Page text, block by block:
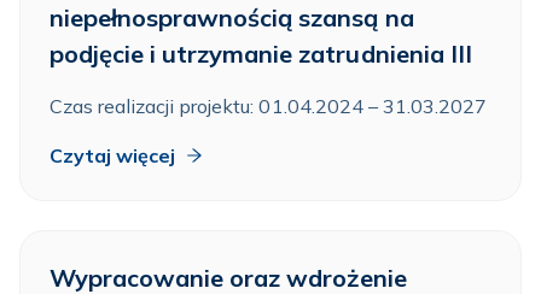
niepełnosprawnością szansą na
podjęcie i utrzymanie zatrudnienia III
Czas realizacji projektu: 01.04.2024 – 31.03.2027
Czytaj więcej
Wypracowanie oraz wdrożenie